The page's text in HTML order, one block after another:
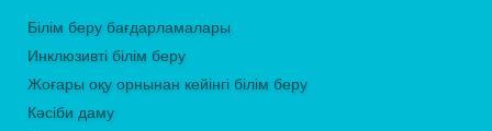
Білім беру бағдарламалары
Инклюзивті білім беру
Жоғары оқу орнынан кейінгі білім беру
Кәсіби даму